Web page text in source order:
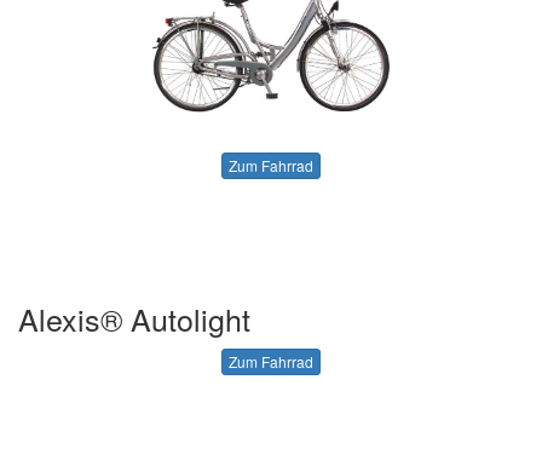
Zum Fahrrad
Alexis® Autolight
Zum Fahrrad